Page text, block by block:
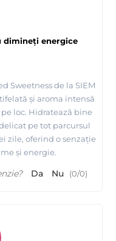
dimineți energice
Sweetness de la SIEM
și aroma intensă
loc. Hidratează bine
pe tot parcursul
zile, oferind o senzație
și energie.
Da Nu (0/0)